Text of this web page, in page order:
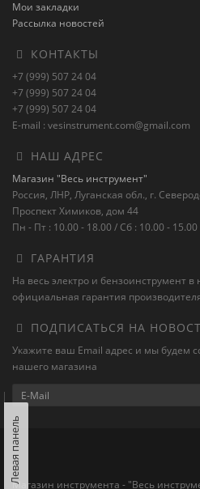
Мои закладки
Рассылка новостей
КОНТАКТЫ
+7 (999) 507 24 04
+7 (999) 507 24 04
+7 (999) 507 24 04
E-mail : vesinstrument.com@gmail.com
НАШ АДРЕС
Магазин "Весь инструмент"
Россия, ЛНР, Луганская обл., г.
Проспект Химиков, дом 44
Пн - Пт : 10.00 - 18.00 / Сб : 10.00 - 15.00
ГАРАНТИЯ
На весь электро и бензоинструмент
официальная гарантия
ПОДПИСАТЬСЯ НА
Укажите ваш Email адрес и мы будем
нашего магазина
Магазин инструмента - "Весь
Левая панель